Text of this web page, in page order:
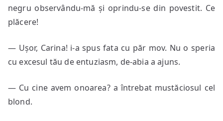
negru observându-mă și oprindu-se din povestit. Ce
plăcere!
— Ușor, Carina! i-a spus fata cu păr mov. Nu o speria
cu excesul tău de entuziasm, de-abia a ajuns.
— Cu cine avem onoarea? a întrebat mustăciosul cel
blond.